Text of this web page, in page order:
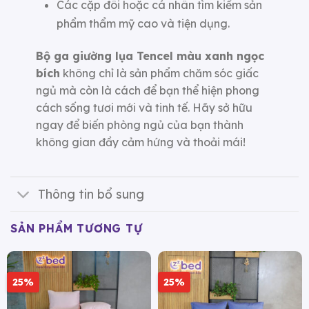
Các cặp đôi hoặc cá nhân tìm kiếm sản
phẩm thẩm mỹ cao và tiện dụng.
Bộ ga giường lụa Tencel màu xanh ngọc
bích không chỉ là sản phẩm chăm sóc giấc
ngủ mà còn là cách để bạn thể hiện phong
cách sống tươi mới và tinh tế. Hãy sở hữu
ngay để biến phòng ngủ của bạn thành
không gian đầy cảm hứng và thoải mái!
Thông tin bổ sung
SẢN PHẨM TƯƠNG TỰ
25% 25%